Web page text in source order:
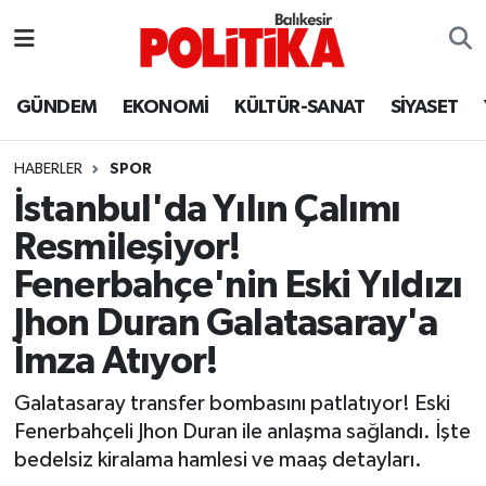
GÜNDEM EKONOMİ KÜLTÜR-SANAT SİYASET
HABERLER SPOR
İstanbul'da Yılın Çalımı
Resmileşiyor!
Fenerbahçe'nin Eski Yıldızı
Jhon Duran Galatasaray'a
İmza Atıyor!
Galatasaray transfer bombasını patlatıyor! Eski
Fenerbahçeli Jhon Duran ile anlaşma sağlandı. İşte
bedelsiz kiralama hamlesi ve maaş detayları.
Ayvalık
Balya
Bandırma
Bigadiç
BİYOGRAFİLER
Burhaniye
ÇEVRE
Balıkesir Hava Durumu
Balıkesir Namaz Vakitleri
Balıkesir Trafik Yoğunluk Haritası
Süper Lig Puan Durumu ve Fikstür
Tüm Manşetler
Son Dakika Haberleri
Haber Arşivi